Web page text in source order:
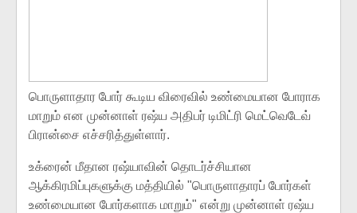
பொருளாதார போர் கூடிய விரைவில் உண்மையான போராக
மாறும் என முன்னாள் ரஷ்ய அதிபர் டிமிட்ரி மெட்வெடேவ்
பிரான்சை எச்சரித்துள்ளார்.
உக்ரைன் மீதான ரஷ்யாவின் தொடர்ச்சியான
ஆக்கிரமிப்புகளுக்கு மத்தியில் "பொருளாதாரப் போர்கள்
உண்மையான போர்களாக மாறும்" என்று முன்னாள் ரஷ்ய